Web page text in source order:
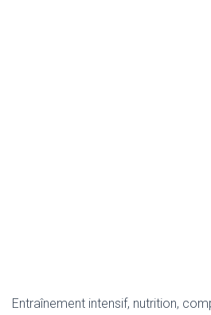
Entraînement intensif, nutrition,